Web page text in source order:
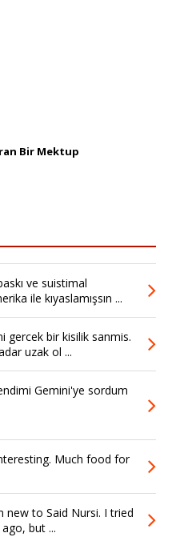
Bir Mektup
ve suistimal
ile kıyaslamışsın ...
gercek bir kisilik sanmis.
uzak ol ...
Gemini'ye sordum
Much food for
new to Said Nursi. I tried
but ...